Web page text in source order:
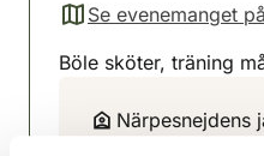
Se evenemanget
(avautuu uuteen
Böle sköter, träning
Närpesnejdens